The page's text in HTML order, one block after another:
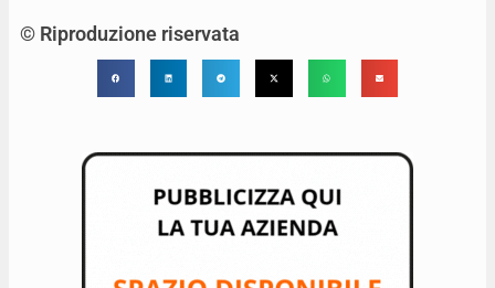
© Riproduzione riservata